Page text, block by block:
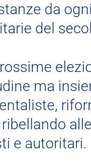
da
del
ma
e autoritari.